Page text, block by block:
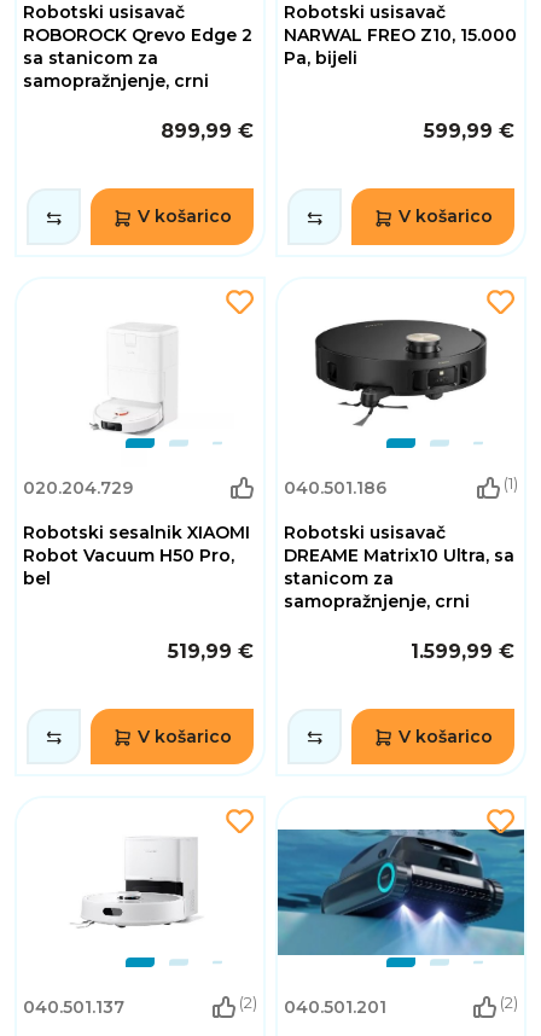
Robotski usisavač
ROBOROCK Qrevo Edge 2
sa stanicom za
samopražnjenje, crni
899,99 €
V košarico
Robotski usisavač
NARWAL FREO Z10, 15.000
Pa, bijeli
599,99 €
V košarico
020.204.729
Robotski sesalnik XIAOMI
Robot Vacuum H50 Pro,
bel
519,99 €
V košarico
040.501.186 (1)
Robotski usisavač
DREAME Matrix10 Ultra, sa
stanicom za
samopražnjenje, crni
1.599,99 €
V košarico
040.501.137 (2) 040.501.201 (2)